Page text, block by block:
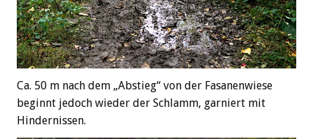
Ca. 50 m nach dem „Abstieg“ von der Fasanenwiese
beginnt jedoch wieder der Schlamm, garniert mit
Hindernissen.